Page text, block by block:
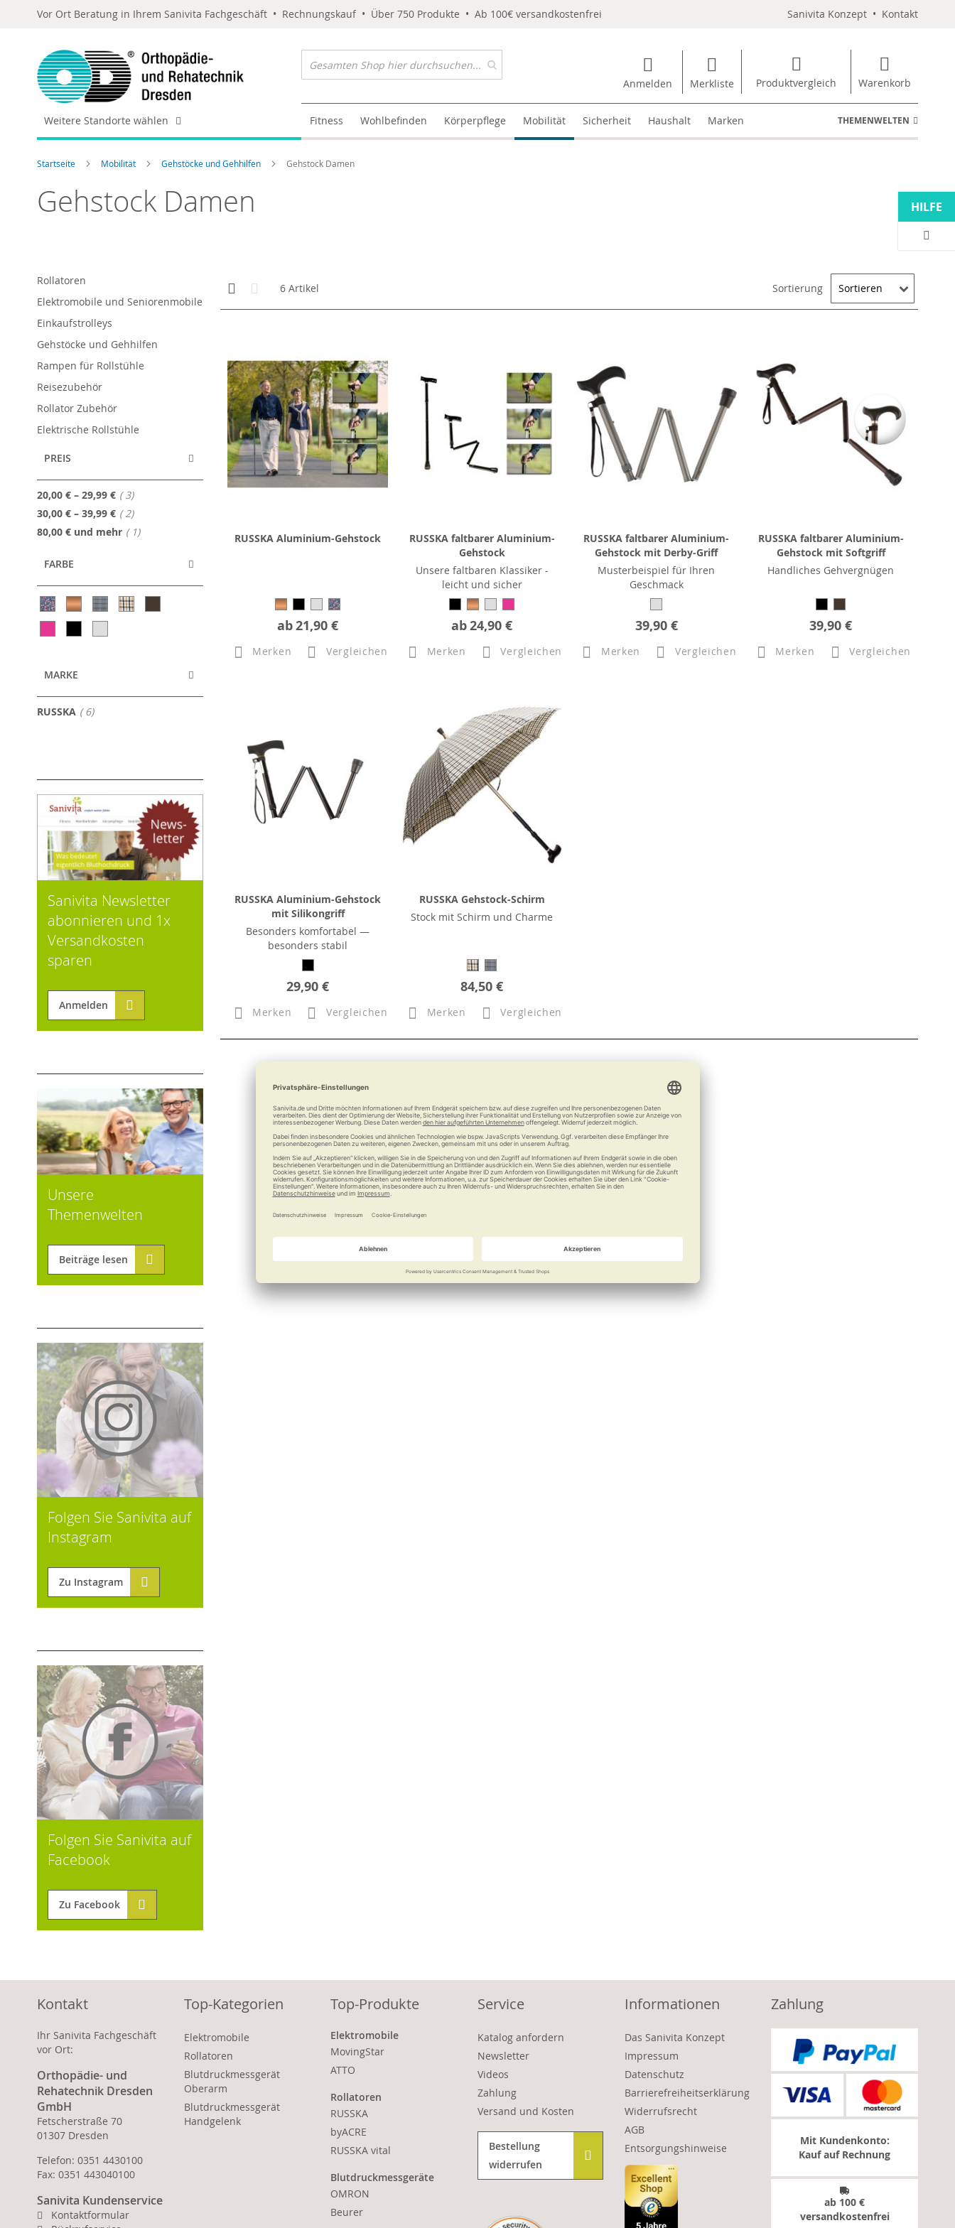
Vor Ort Beratung in Ihrem Sanivita Fachgeschäft • Rechnungskauf • Über 750 Produkte • Ab 100€ versandkostenfrei Sanivita Konzept • Kontakt
Anmelden Merkliste Produktvergleich Warenkorb
Weitere Standorte wählen Fitness Wohlbefinden Körperpflege Mobilität Sicherheit Haushalt Marken THEMENWELTEN
Startseite Mobilität Gehstöcke und Gehhilfen Gehstock Damen
Gehstock Damen
Anzeigen
als
Kachelansicht
Liste6 Artikel Sortierung
RUSSKA Aluminium-Gehstock
ab21,90 €
Merken Vergleichen
RUSSKA faltbarer Aluminium-
Gehstock
Unsere faltbaren Klassiker -
leicht und sicher
ab24,90 €
Merken Vergleichen
RUSSKA faltbarer Aluminium-
Gehstock mit Derby-Griff
Musterbeispiel für Ihren
Geschmack
39,90 €
Merken Vergleichen
RUSSKA faltbarer Aluminium-
Gehstock mit Softgriff
Handliches Gehvergnügen
39,90 €
Merken Vergleichen
RUSSKA Aluminium-Gehstock
mit Silikongriff
Besonders komfortabel —
besonders stabil
29,90 €
Merken Vergleichen
RUSSKA Gehstock-Schirm
Stock mit Schirm und Charme
84,50 €
Merken Vergleichen
Rollatoren
Elektromobile und Seniorenmobile
Einkaufstrolleys
Gehstöcke und Gehhilfen
Rampen für Rollstühle
Reisezubehör
Rollator Zubehör
Elektrische Rollstühle
PREIS
20,00 € – 29,99 € 3Artikel
30,00 € – 39,99 € 2Artikel
80,00 € und mehr 1Artikel
FARBE
MARKE
RUSSKA 6Artikel
Sanivita Newsletter
abonnieren und 1x
Versandkosten
sparen
Anmelden
Unsere
Themenwelten
Beiträge lesen
Folgen Sie Sanivita auf
Instagram
Zu Instagram
Folgen Sie Sanivita auf
Facebook
Zu Facebook
HILFE
Kontakt
Ihr Sanivita Fachgeschäft
vor Ort:
Orthopädie- und
Rehatechnik Dresden
GmbH
Fetscherstraße 70
01307 Dresden
Telefon: 0351 4430100
Fax: 0351 443040100
Sanivita Kundenservice
Kontaktformular
Top-Kategorien
Elektromobile
Rollatoren
Blutdruckmessgerät
Oberarm
Blutdruckmessgerät
Handgelenk
Top-Produkte
Elektromobile
MovingStar
ATTO
Rollatoren
RUSSKA
byACRE
RUSSKA vital
Blutdruckmessgeräte
OMRON
Beurer
Service
Katalog anfordern
Newsletter
Videos
Zahlung
Versand und Kosten
Bestellung
widerrufen
Informationen
Das Sanivita Konzept
Impressum
Datenschutz
Barrierefreiheitserklärung
Widerrufsrecht
AGB
Entsorgungshinweise
Zahlung
Mit Kundenkonto:
Kauf auf Rechnung
ab 100 €
versandkostenfrei